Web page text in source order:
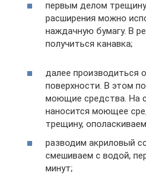
первым делом
расширения можно
наждачную бумагу. В
получиться канавка;
далее производиться
поверхности. В этом
моющие средства. На
наносится моющее
трещину,
разводим акриловый
смешиваем с водой,
минут;